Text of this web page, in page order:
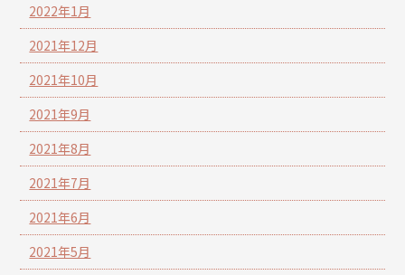
2022年1月
2021年12月
2021年10月
2021年9月
2021年8月
2021年7月
2021年6月
2021年5月